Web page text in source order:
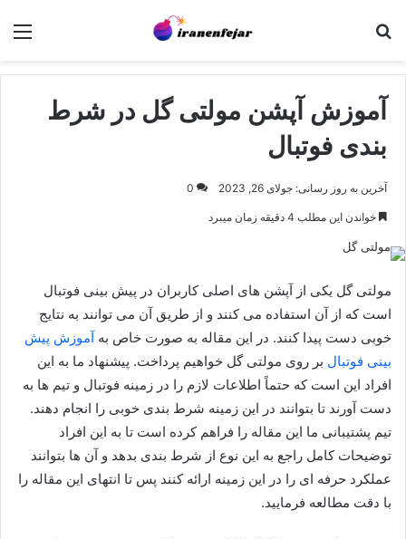
آموزش آپشن مولتی گل در شرط
بندی فوتبال
آخرین به روز رسانی: جولای 26, 2023 0
خواندن این مطلب 4 دقیقه زمان میبرد
مولتی گل یکی از آپشن های اصلی کاربران در پیش بینی فوتبال
است که از آن استفاده می کنند و از طریق آن می‌ توانند به نتایج
خوبی دست پیدا کنند. در این مقاله به صورت خاص به آموزش پیش
بینی فوتبال بر روی مولتی گل خواهیم پرداخت. پیشنهاد ما به این
افراد این است که حتماً اطلاعات لازم را در زمینه فوتبال و تیم ها به
دست آورند تا بتوانند در این زمینه شرط بندی خوبی را انجام دهند.
تیم پشتیبانی ما این مقاله را فراهم کرده است تا به این افراد
توضیحات کامل راجع به این نوع از شرط بندی بدهد و آن ها بتوانند
عملکرد حرفه‌ ای را در این زمینه ارائه کنند پس تا انتهای این مقاله را
با دقت مطالعه فرمایید.